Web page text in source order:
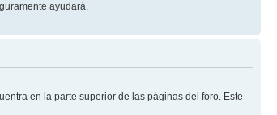
ayudará.
en la parte superior de las páginas del foro. Este